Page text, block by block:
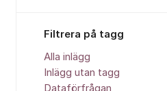
Filtrera på tagg
Alla inlägg
Inlägg utan tagg
Dataförfrågan